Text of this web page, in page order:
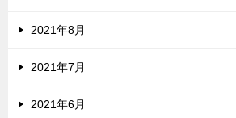
2021年8月
2021年7月
2021年6月